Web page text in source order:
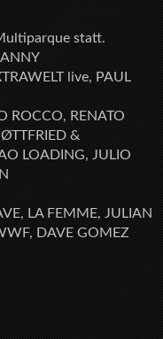
statt.
live, PAUL
ROCCO, RENATO
&
LOADING, JULIO
LA FEMME, JULIAN
DAVE GOMEZ